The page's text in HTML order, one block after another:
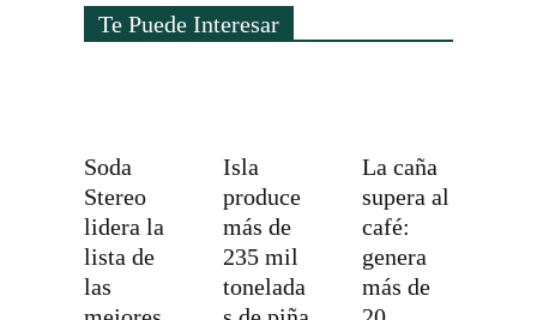
Te Puede Interesar
Soda
Stereo
lidera la
lista de
las
Isla
produce
más de
235 mil
tonelada
La caña
supera al
café:
genera
más de